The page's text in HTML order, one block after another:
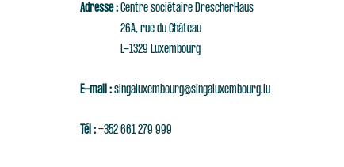
Adresse :Centre sociétaire DrescherHaus
26A, rue du Château
L-1329 Luxembourg
E-mail :singaluxembourg@singaluxembourg.lu
Tél :+352 661 279 999